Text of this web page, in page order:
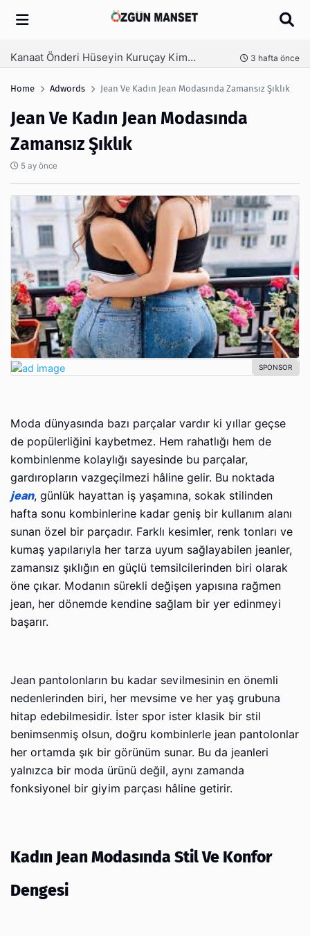
Arama
Kanaat Önderi Hüseyin Kuruçay Kimdir? 3 hafta önce
Home Adwords Jean Ve Kadın Jean Modasında Zamansız Şıklık
Jean Ve Kadın Jean Modasında
Zamansız Şıklık
5 ay önce
Moda dünyasında bazı parçalar vardır ki yıllar geçse
de popülerliğini kaybetmez. Hem rahatlığı hem de
kombinlenme kolaylığı sayesinde bu parçalar,
gardıropların vazgeçilmezi hâline gelir. Bu noktada
jean, günlük hayattan iş yaşamına, sokak stilinden
hafta sonu kombinlerine kadar geniş bir kullanım alanı
sunan özel bir parçadır. Farklı kesimler, renk tonları ve
kumaş yapılarıyla her tarza uyum sağlayabilen jeanler,
zamansız şıklığın en güçlü temsilcilerinden biri olarak
öne çıkar. Modanın sürekli değişen yapısına rağmen
jean, her dönemde kendine sağlam bir yer edinmeyi
başarır.
Jean pantolonların bu kadar sevilmesinin en önemli
nedenlerinden biri, her mevsime ve her yaş grubuna
hitap edebilmesidir. İster spor ister klasik bir stil
benimsenmiş olsun, doğru kombinlerle jean pantolonlar
her ortamda şık bir görünüm sunar. Bu da jeanleri
yalnızca bir moda ürünü değil, aynı zamanda
fonksiyonel bir giyim parçası hâline getirir.
Kadın Jean Modasında Stil Ve Konfor
Dengesi